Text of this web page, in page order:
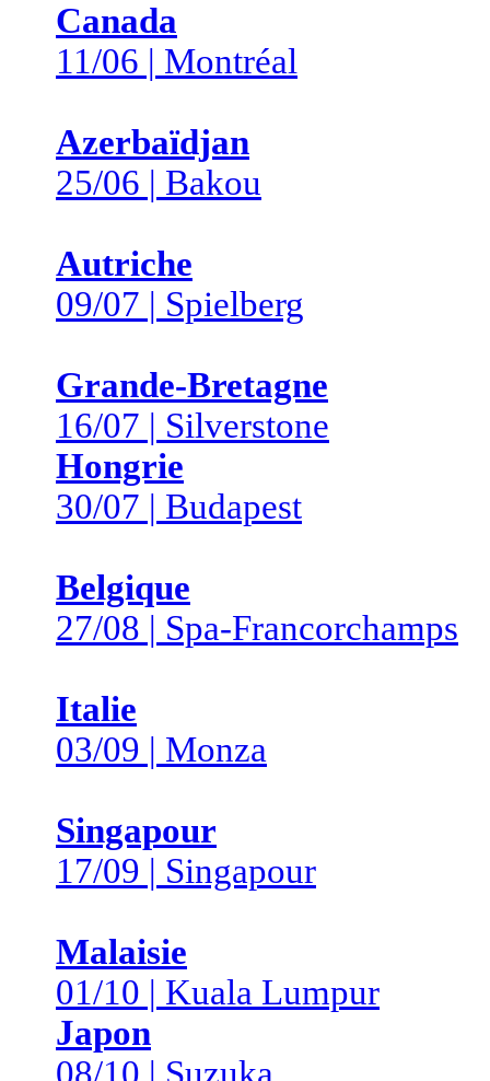
Canada
11/06 | Montréal
Azerbaïdjan
25/06 | Bakou
Autriche
09/07 | Spielberg
Grande-Bretagne
16/07 | Silverstone
Hongrie
30/07 | Budapest
Belgique
27/08 | Spa-Francorchamps
Italie
03/09 | Monza
Singapour
17/09 | Singapour
Malaisie
01/10 | Kuala Lumpur
Japon